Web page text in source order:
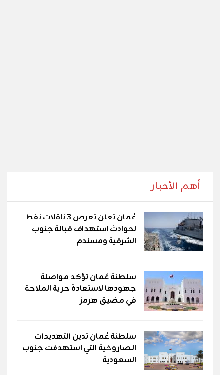
أهم الأخبار
عُمان تعلن تعرض 3 ناقلات نفط
لحوادث استهداف قبالة جنوب
الشرقية ومسندم
سلطنة عُمان تؤكد مواصلة
جهودها لاستعادة حرية الملاحة
في مضيق هرمز
سلطنة عُمان تدين التهديدات
الصاروخية التي استهدفت جنوب
السعودية